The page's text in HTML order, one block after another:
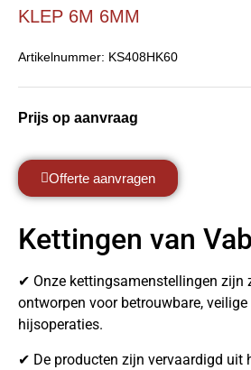
KLEP 6M 6MM
Artikelnummer: KS408HK60
Prijs op aanvraag
Offerte aanvragen
Kettingen van
✔ Onze kettingsamenstellingen zijn
ontworpen voor betrouwbare,
hijsoperaties.
✔ De producten zijn vervaardigd uit